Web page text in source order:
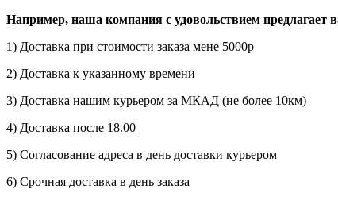
Например, наша компания с удовольствием предлагает
1) Доставка при стоимости заказа мене 5000р
2) Доставка к указанному времени
3) Доставка нашим курьером за МКАД (не более 10км)
4) Доставка после 18.00
5) Согласование адреса в день доставки курьером
6) Срочная доставка в день заказа